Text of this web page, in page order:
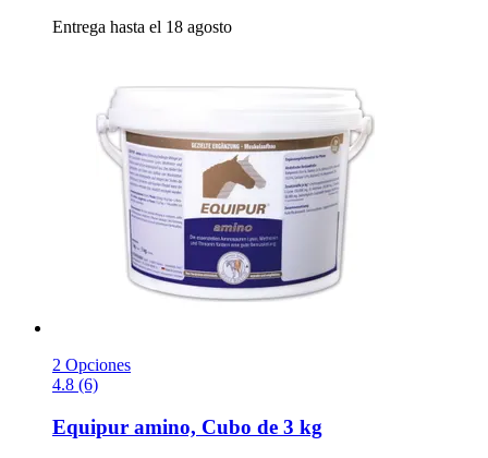
Entrega hasta el 18 agosto
2 Opciones
4.8 (6)
Equipur amino, Cubo de 3 kg